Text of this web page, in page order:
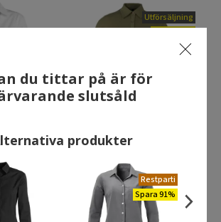
fit
dam, Vit
kr
Utförsäljning
Mascot Vatio kortärmad
skjorta dam, Ljus Olivgrön
29,00 kr
Förpris 435,00 kr
Du sparar:406,00 kr
du tittar på är för
slutsåld
produkter
Restparti
Spara 91%